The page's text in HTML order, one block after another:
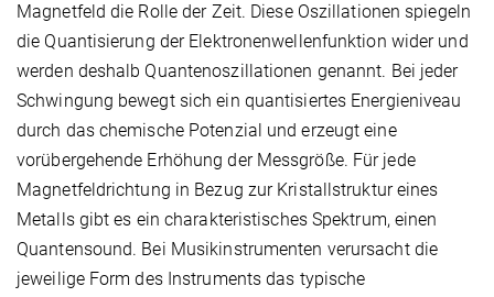
Magnetfeld die Rolle der Zeit. Diese Oszillationen spiegeln
die Quantisierung der Elektronenwellenfunktion wider und
werden deshalb Quantenoszillationen genannt. Bei jeder
Schwingung bewegt sich ein quantisiertes Energieniveau
durch das chemische Potenzial und erzeugt eine
vorübergehende Erhöhung der Messgröße. Für jede
Magnetfeldrichtung in Bezug zur Kristallstruktur eines
Metalls gibt es ein charakteristisches Spektrum, einen
Quantensound. Bei Musikinstrumenten verursacht die
jeweilige Form des Instruments das typische